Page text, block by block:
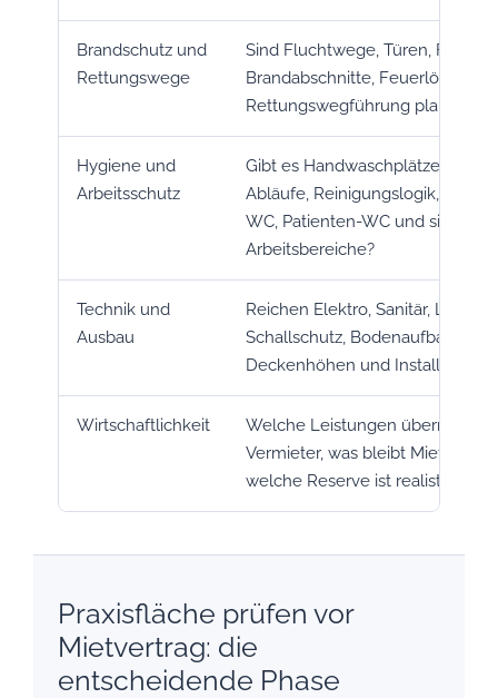
Brandschutz und
Rettungswege
Sind Fluchtwege, Türen, Flure,
Brandabschnitte, Feuerlöscher
Rettungswegführung plausibel?
Hygiene und
Arbeitsschutz
Gibt es Handwaschplätze,
Abläufe, Reinigungslogik,
WC, Patienten-WC und sichere
Arbeitsbereiche?
Technik und
Ausbau
Reichen Elektro, Sanitär, Lüftung,
Schallschutz, Bodenaufbau,
Deckenhöhen und
Wirtschaftlichkeit
Welche Leistungen übernimmt
Vermieter, was bleibt
welche Reserve ist realistisch?
Praxisfläche prüfen vor
Mietvertrag: die
entscheidende Phase